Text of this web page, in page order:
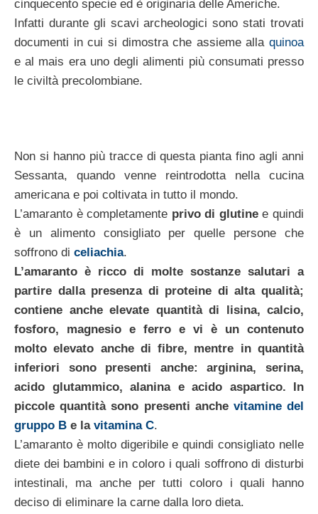
cinquecento specie ed è originaria delle Americhe.
Infatti durante gli scavi archeologici sono stati trovati
documenti in cui si dimostra che assieme alla quinoa
e al mais era uno degli alimenti più consumati presso
le civiltà precolombiane.
Non si hanno più tracce di questa pianta fino agli anni
Sessanta, quando venne reintrodotta nella cucina
americana e poi coltivata in tutto il mondo.
L’amaranto è completamente privo di glutinee quindi
è un alimento consigliato per quelle persone che
soffrono di celiachia.
L’amaranto è ricco di molte sostanze salutari a
partire dalla presenza di proteine di alta qualità;
contiene anche elevate quantità di lisina, calcio,
fosforo, magnesio e ferro e vi è un contenuto
molto elevato anche di fibre, mentre in quantità
inferiori sono presenti anche: arginina, serina,
acido glutammico, alanina e acido aspartico. In
piccole quantità sono presenti anche vitamine del
gruppo B e lavitamina C.
L’amaranto è molto digeribile e quindi consigliato nelle
diete dei bambini e in coloro i quali soffrono di disturbi
intestinali, ma anche per tutti coloro i quali hanno
deciso di eliminare la carne dalla loro dieta.